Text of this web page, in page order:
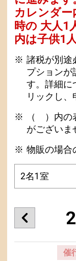
カレンダー
時の 大人1
内は子供1
諸税が別途
プションが
す。詳細に
リックし、
（ ）内の
がございま
物販の場合
催